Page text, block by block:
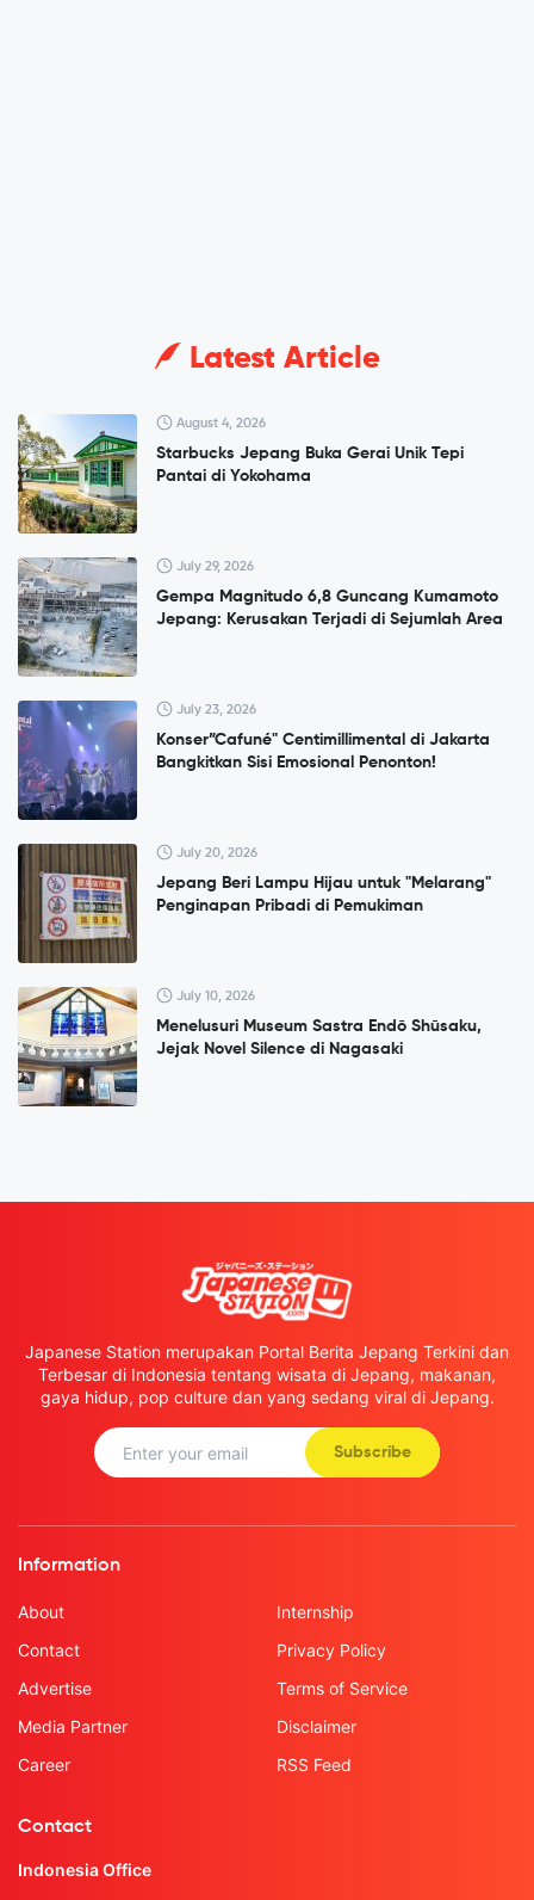
Latest Article
August 4, 2026
Starbucks Jepang Buka Gerai Unik Tepi
Pantai di Yokohama
July 29, 2026
Gempa Magnitudo 6,8 Guncang Kumamoto
Jepang: Kerusakan Terjadi di Sejumlah Area
July 23, 2026
Konser”Cafuné" Centimillimental di Jakarta
Bangkitkan Sisi Emosional Penonton!
July 20, 2026
Jepang Beri Lampu Hijau untuk "Melarang"
Penginapan Pribadi di Pemukiman
July 10, 2026
Menelusuri Museum Sastra Endō Shūsaku,
Jejak Novel Silence di Nagasaki
Japanese Station merupakan Portal Berita Jepang Terkini dan
Terbesar di Indonesia tentang wisata di Jepang, makanan,
gaya hidup, pop culture dan yang sedang viral di Jepang.
Subscribe
Information
About
Contact
Advertise
Media Partner
Career
Internship
Privacy Policy
Terms of Service
Disclaimer
RSS Feed
Contact
Indonesia Office